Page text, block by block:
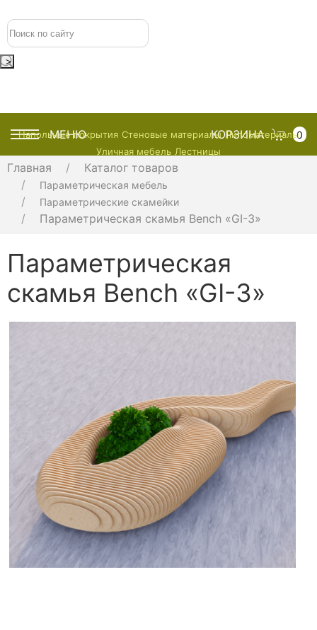
>
МЕНЮ КОРЗИНА 0
Главная Каталог товаров
Параметрическая мебель
Параметрические скамейки
Параметрическая скамья Bench «GI-3»
Параметрическая
скамья Bench «GI-3»
Напольные покрытия Стеновые материалы Пиломатериалы
Уличная мебель Лестницы